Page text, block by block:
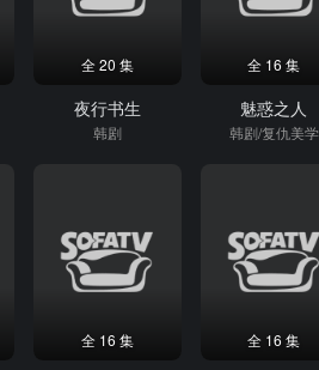
全 20 集
夜行书生
韩剧
全 16 集
魅惑之人
韩剧/复仇美学
全 16 集 全 16 集